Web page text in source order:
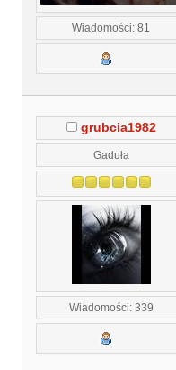
Wiadomości: 81
grubcia1982
Gaduła
Wiadomości: 339